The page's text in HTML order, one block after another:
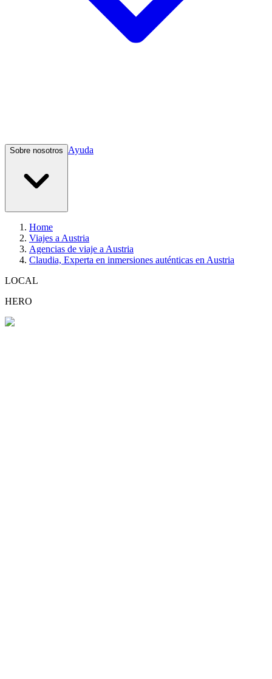
Sobre nosotros Ayuda
Home
Viajes a Austria
Agencias de viaje a Austria
Claudia, Experta en inmersiones auténticas en Austria
LOCAL
HERO